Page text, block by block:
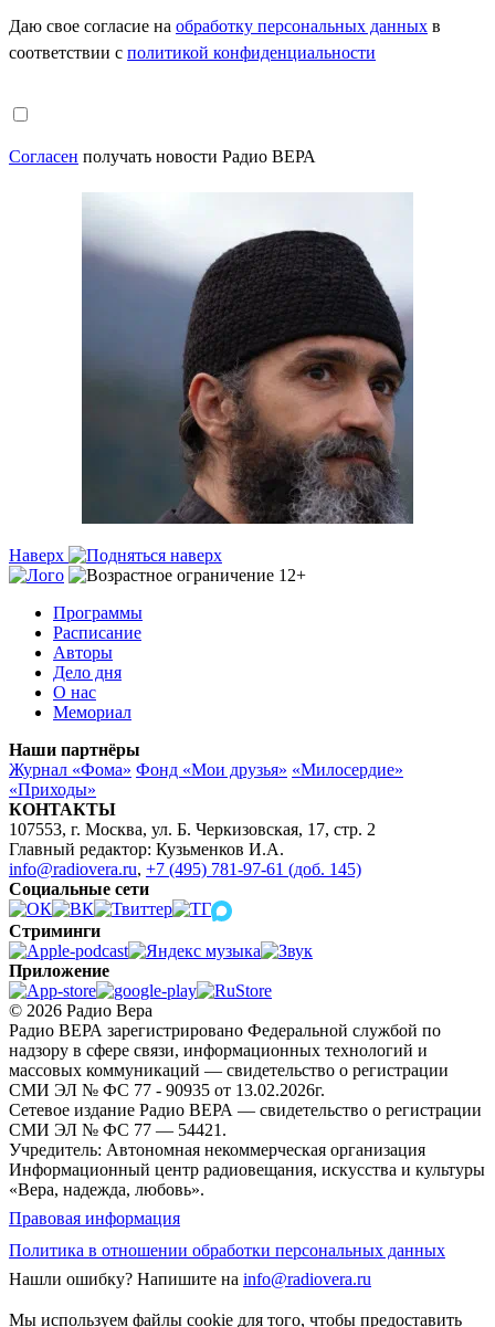
Даю свое согласие на обработку персональных данных в
соответствии с политикой конфиденциальности
Согласен получать новости Радио ВЕРА
Наверх
Программы
Расписание
Авторы
Дело дня
О нас
Мемориал
Наши партнёры
Журнал «Фома» Фонд «Мои друзья» «Милосердие»
«Приходы»
КОНТАКТЫ
107553, г. Москва, ул. Б. Черкизовская, 17, стр. 2
Главный редактор: Кузьменков И.А.
info@radiovera.ru, +7 (495) 781-97-61 (доб. 145)
Социальные сети
Стриминги
Приложение
© 2026 Радио Вера
Радио ВЕРА зарегистрировано Федеральной службой по
надзору в сфере связи, информационных технологий и
массовых коммуникаций — свидетельство о регистрации
СМИ ЭЛ № ФС 77 - 90935 от 13.02.2026г.
Сетевое издание Радио ВЕРА — свидетельство о регистрации
СМИ ЭЛ № ФС 77 — 54421.
Учредитель: Автономная некоммерческая организация
Информационный центр радиовещания, искусства и культуры
«Вера, надежда, любовь».
Правовая информация
Политика в отношении обработки персональных данных
Нашли ошибку? Напишите на info@radiovera.ru
Мы используем файлы cookie для того, чтобы предоставить